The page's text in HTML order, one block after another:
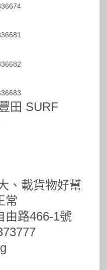
田 SURF
、載貨物好幫
常
由路466-1號